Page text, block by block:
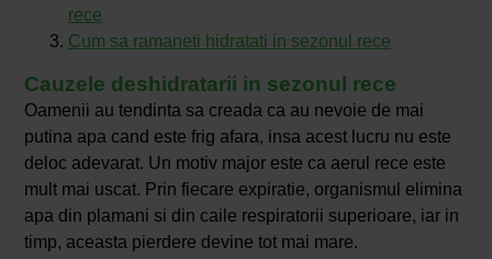
rece
Cum sa ramaneti hidratati in sezonul rece
Cauzele deshidratarii in sezonul rece
Oamenii au tendinta sa creada ca au nevoie de mai
putina apa cand este frig afara, insa acest lucru nu este
deloc adevarat. Un motiv major este ca aerul rece este
mult mai uscat. Prin fiecare expiratie, organismul elimina
apa din plamani si din caile respiratorii superioare, iar in
timp, aceasta pierdere devine tot mai mare.